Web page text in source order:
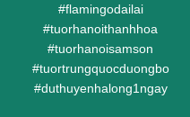
#flamingodailai
#tuorhanoithanhhoa
#tuorhanoisamson
#tuortrungquocduongbo
#duthuyenhalong1ngay